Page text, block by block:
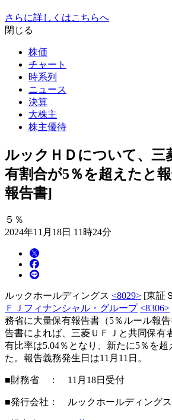
さらに詳しくはこちらへ
閉じる
株価
チャート
時系列
ニュース
決算
大株主
株主優待
ルックＨＤについて、三
有割合が5％を超えたと
報告書]
５％
2024年11月18日 11時24分
ルックホールディングス <8029> [東証
ＦＪフィナンシャル・グループ <8306>
務省に大量保有報告書（5％ルール報
告書によれば、三菱ＵＦＪと共同保有
有比率は5.04％となり、新たに5％を超
た。報告義務発生日は11月11日。
■財務省 ： 11月18日受付
■発行会社： ルックホールディングス